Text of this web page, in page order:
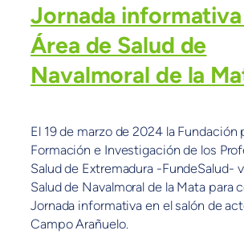
Jornada
Área de Salud de
Navalmoral de la
El 19 de marzo de 2024 la Fundación
Formación e Investigación de los
Salud de Extremadura -FundeSalud-
Salud de Navalmoral de la Mata para
Jornada informativa en el salón de
Campo Arañuelo.